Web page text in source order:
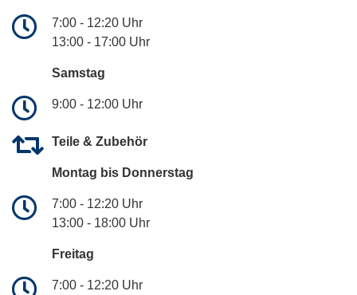
7:00 - 12:20 Uhr
13:00 - 17:00 Uhr
Samstag
9:00 - 12:00 Uhr
Teile & Zubehör
Montag bis Donnerstag
7:00 - 12:20 Uhr
13:00 - 18:00 Uhr
Freitag
7:00 - 12:20 Uhr